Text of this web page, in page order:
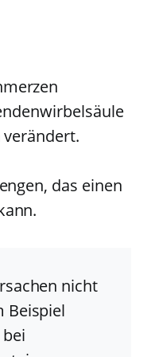
das einen
nicht
Beispiel